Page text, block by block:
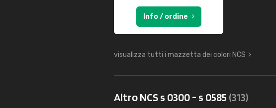
Info / ordine
visualizza tutti i mazzetta dei colori NCS
Altro NCS s 0300 - s 0585 (313)